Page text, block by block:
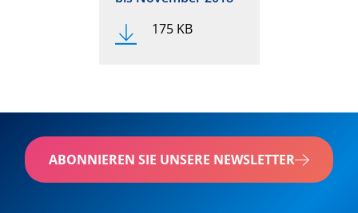
175 KB
ABONNIEREN SIE UNSERE NEWSLETTER